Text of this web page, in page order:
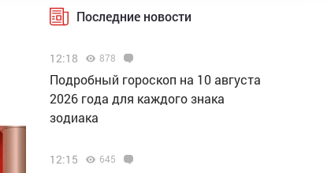
Последние новости
12:18 878
Подробный гороскоп на 10 августа
2026 года для каждого знака
зодиака
12:15 645